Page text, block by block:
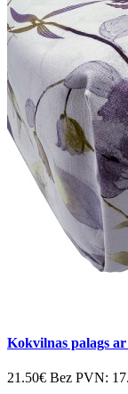
Kokvilnas palags
21.50€ Bez PVN: